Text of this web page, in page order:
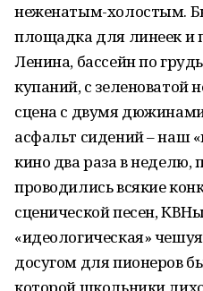
неженатым-холостым.
площадка для линеек и
Ленина, бассейн по
купаний, с зеленоватой
сцена с двумя
асфальт сидений – наш
кино два раза в неделю,
проводились всякие
сценической песен,
«идеологическая»
досугом для пионеров